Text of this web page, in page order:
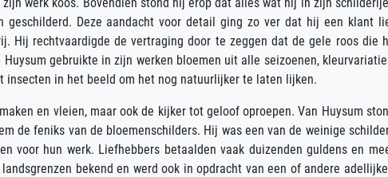
geschilderd. Deze aandacht voor detail ging zo ver dat hij een klant
Hij rechtvaardigde de vertraging door te zeggen dat de gele roos die
gebruikte in zijn werken bloemen uit alle seizoenen,
in het beeld om het nog natuurlijker te laten lijken.
en vleien, maar ook de kijker tot geloof oproepen. Van Huysum
de feniks van de bloemenschilders. Hij was een van de weinige
voor hun werk. Liefhebbers betaalden vaak duizenden guldens en
bekend en werd ook in opdracht van een of andere